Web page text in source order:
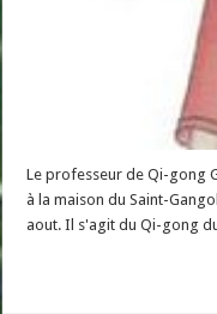
Le professeur de Qi-gong
à la maison du Saint-
aout. Il s'agit du Qi-gong